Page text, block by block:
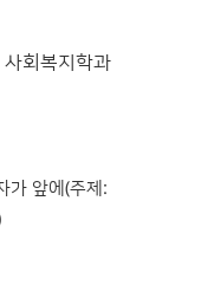
회복지학과
가 앞에(주제: